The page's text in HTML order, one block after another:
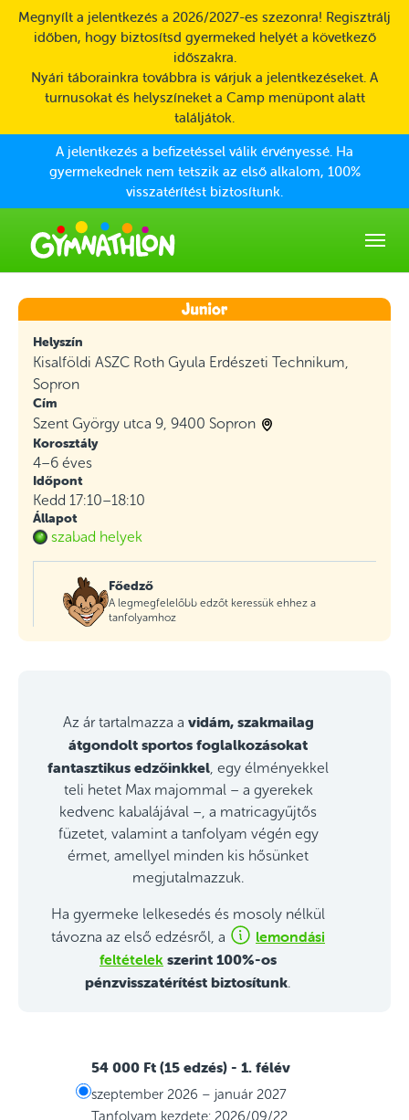
Skip to main content
Megnyílt a jelentkezés a 2026/2027-es szezonra! Regisztrálj
időben, hogy biztosítsd gyermeked helyét a következő
időszakra.
Nyári táborainkra továbbra is várjuk a jelentkezéseket. A
turnusokat és helyszíneket a Camp menüpont alatt
találjátok.
A jelentkezés a befizetéssel válik érvényessé. Ha
gyermekednek nem tetszik az első alkalom, 100%
visszatérítést biztosítunk.
Helyszín
Kisalföldi ASZC Roth Gyula Erdészeti Technikum,
Sopron
Cím
Szent György utca 9, 9400 Sopron
Korosztály
4–6 éves
Időpont
Kedd 17:10–18:10
Állapot
szabad helyek
Főedző
A legmegfelelőbb edzőt keressük ehhez a
tanfolyamhoz
Az ár tartalmazza a vidám, szakmailag
átgondolt sportos foglalkozásokat
fantasztikus edzőinkkel , egy élményekkel
teli hetet Max majommal – a gyerekek
kedvenc kabalájával –, a matricagyűjtős
füzetet, valamint a tanfolyam végén egy
érmet, amellyel minden kis hősünket
megjutalmazzuk.
Ha gyermeke lelkesedés és mosoly nélkül
távozna az első edzésről, a
lemondási
feltételek szerint 100%-os
pénzvisszatérítést biztosítunk.
54 000 Ft (15 edzés) - 1. félév
szeptember 2026 – január 2027
Tanfolyam kezdete: 2026/09/22